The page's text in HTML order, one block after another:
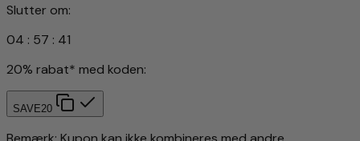
Slutter om:
04 : 57 : 38
20% rabat* med koden:
SAVE20